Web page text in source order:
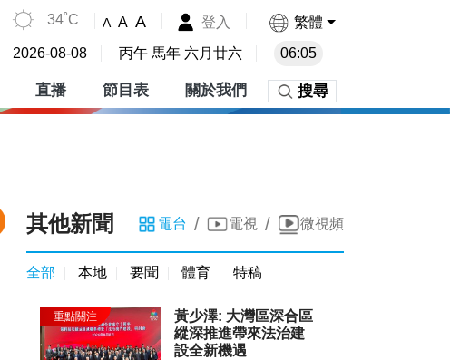
34˚C A A A 登入 繁體
2026-08-08 丙午 馬年 六月廿六 06:05
直播 節目表 關於我們 搜尋
其他新聞 電台 / 電視 / 微視頻
全部 本地 要聞 體育 特稿
黃少澤: 大灣區深合區
縱深推進帶來法治建
設全新機遇